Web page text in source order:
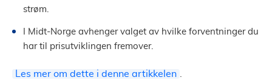
strøm.
I Midt-Norge avhenger valget av hvilke forventninger du
har til prisutviklingen fremover.
Les mer om dette i denne artikkelen